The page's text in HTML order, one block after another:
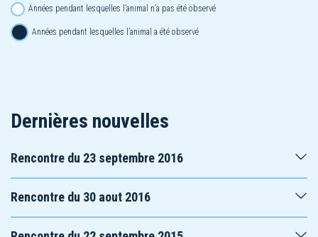
Années pendant lesquelles l’animal n’a pas été observé
Années pendant lesquelles l’animal a été observé
Dernières nouvelles
Rencontre du 23 septembre 2016
Rencontre du 30 aout 2016